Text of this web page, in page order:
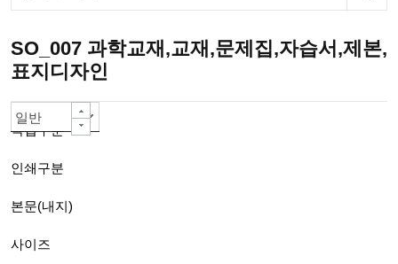
SO_007 과학교재,교재,문제집,자습서,제본,
표지디자인
작업구분
일반책자
인쇄구분
칼라인쇄 -대량주문 자동할인-
본문(내지)
80g백색모조지
사이즈
A4(210*297mm)
양면
PUR 무선제본(긴쪽)A4까지
아트지or스노우지200g
무광코팅(일반)
단면칼라
선택안함
선택안함
선택안함
선택안함
선택안함
선택안함
일반